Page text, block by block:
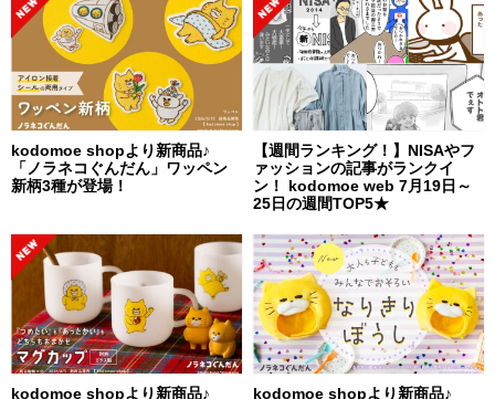
kodomoe shopより新商品♪
「ノラネコぐんだん」ワッペン
新柄3種が登場！
【週間ランキング！】NISAやフ
ァッションの記事がランクイ
ン！ kodomoe web 7月19日～
25日の週間TOP5★
kodomoe shopより新商品♪ kodomoe shopより新商品♪